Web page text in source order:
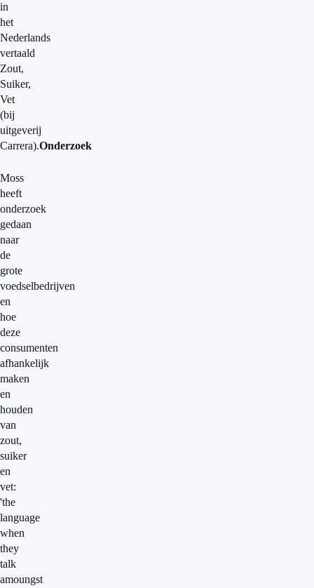
in
het
Nederlands
vertaald
Zout,
Suiker,
Vet
(bij
uitgeverij
Carrera).Onderzoek
Moss
heeft
onderzoek
gedaan
naar
de
grote
voedselbedrijven
en
hoe
deze
consumenten
afhankelijk
maken
en
houden
van
zout,
suiker
en
vet:
'the
language
when
they
talk
amoungst